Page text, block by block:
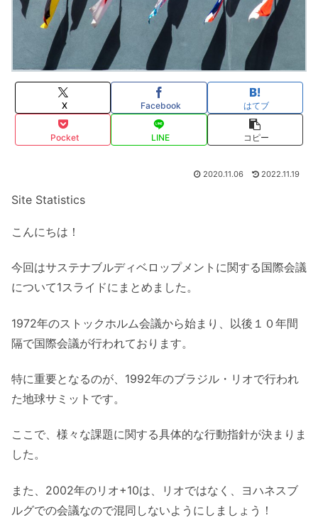
X Facebook はてブ
Pocket LINE コピー
2020.11.06 2022.11.19
Site Statistics
こんにちは！
今回はサステナブルディベロップメントに関する国際会議
について1スライドにまとめました。
1972年のストックホルム会議から始まり、以後１０年間
隔で国際会議が行われております。
特に重要となるのが、1992年のブラジル・リオで行われ
た地球サミットです。
ここで、様々な課題に関する具体的な行動指針が決まりま
した。
また、2002年のリオ+10は、リオではなく、ヨハネスブ
ルグでの会議なので混同しないようにしましょう！